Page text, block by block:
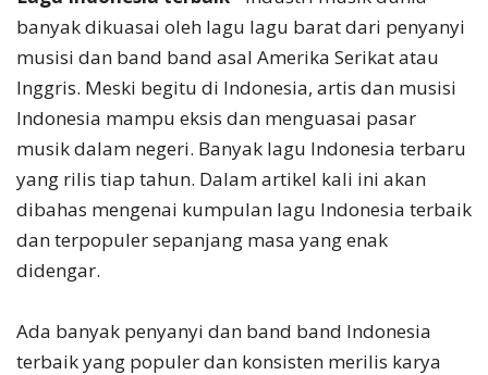
banyak dikuasai oleh lagu lagu barat dari penyanyi
musisi dan band band asal Amerika Serikat atau
Inggris. Meski begitu di Indonesia, artis dan musisi
Indonesia mampu eksis dan menguasai pasar
musik dalam negeri. Banyak lagu Indonesia terbaru
yang rilis tiap tahun. Dalam artikel kali ini akan
dibahas mengenai kumpulan lagu Indonesia terbaik
dan terpopuler sepanjang masa yang enak
didengar.
Ada banyak penyanyi dan band band Indonesia
terbaik yang populer dan konsisten merilis karya